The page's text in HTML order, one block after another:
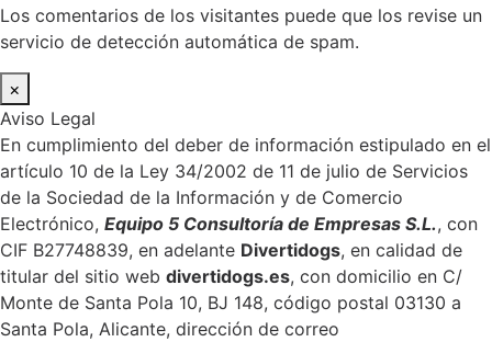
Los comentarios de los visitantes puede que los revise un
servicio de detección automática de spam.
×
Aviso Legal
En cumplimiento del deber de información estipulado en el
artículo 10 de la Ley 34/2002 de 11 de julio de Servicios
de la Sociedad de la Información y de Comercio
Electrónico, Equipo 5 Consultoría de Empresas S.L., con
CIF B27748839, en adelante Divertidogs, en calidad de
titular del sitio web divertidogs.es, con domicilio en C/
Monte de Santa Pola 10, BJ 148, código postal 03130 a
Santa Pola, Alicante, dirección de correo